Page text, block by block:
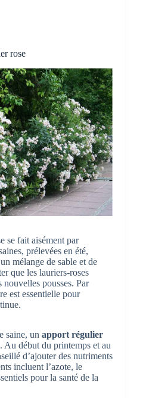
rose
se fait aisément par
prélevées en été,
mélange de sable et de
que les lauriers-roses
pousses. Par
est essentielle pour
saine, un apport régulier
Au début du printemps et au
d’ajouter des nutriments
incluent l’azote, le
pour la santé de la